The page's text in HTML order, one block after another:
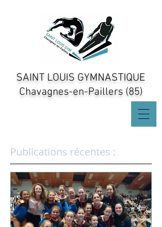
SAINT LOUIS GYMNASTIQUE
Chavagnes-en-Paillers (85)
Publications récentes :